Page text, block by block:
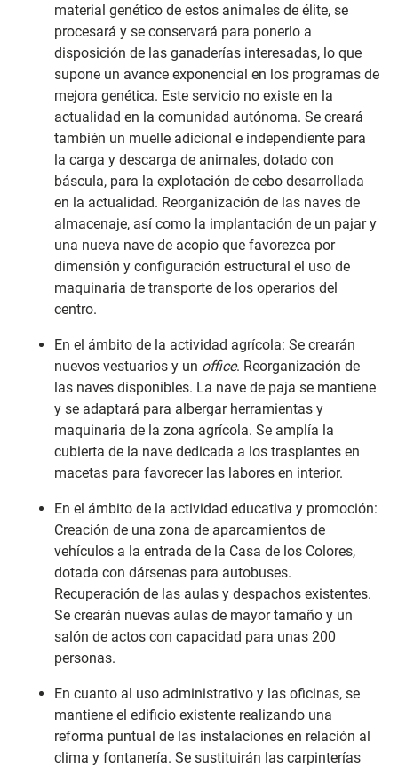
material genético de estos animales de élite, se
procesará y se conservará para ponerlo a
disposición de las ganaderías interesadas, lo que
supone un avance exponencial en los programas de
mejora genética. Este servicio no existe en la
actualidad en la comunidad autónoma. Se creará
también un muelle adicional e independiente para
la carga y descarga de animales, dotado con
báscula, para la explotación de cebo desarrollada
en la actualidad. Reorganización de las naves de
almacenaje, así como la implantación de un pajar y
una nueva nave de acopio que favorezca por
dimensión y configuración estructural el uso de
maquinaria de transporte de los operarios del
centro.
En el ámbito de la actividad agrícola: Se crearán
nuevos vestuarios y un office. Reorganización de
las naves disponibles. La nave de paja se mantiene
y se adaptará para albergar herramientas y
maquinaria de la zona agrícola. Se amplía la
cubierta de la nave dedicada a los trasplantes en
macetas para favorecer las labores en interior.
En el ámbito de la actividad educativa y promoción:
Creación de una zona de aparcamientos de
vehículos a la entrada de la Casa de los Colores,
dotada con dársenas para autobuses.
Recuperación de las aulas y despachos existentes.
Se crearán nuevas aulas de mayor tamaño y un
salón de actos con capacidad para unas 200
personas.
En cuanto al uso administrativo y las oficinas, se
mantiene el edificio existente realizando una
reforma puntual de las instalaciones en relación al
clima y fontanería. Se sustituirán las carpinterías